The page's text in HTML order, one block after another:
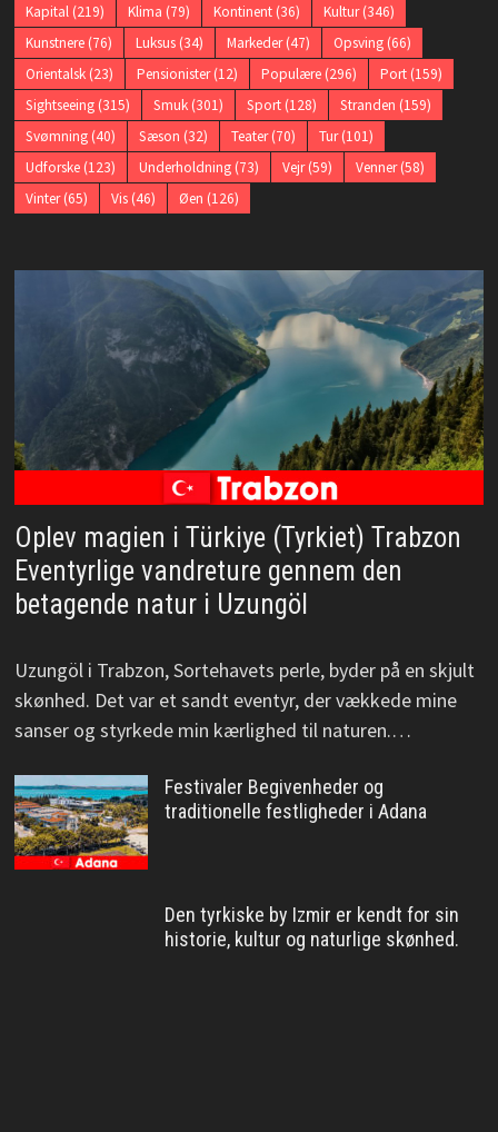
Kapital(219) Klima (79) Kontinent(36) Kultur(346)
Kunstnere(76) Luksus(34) Markeder(47) Opsving(66)
Orientalsk(23) Pensionister(12) Populære(296) Port(159)
Sightseeing(315) Smuk(301) Sport(128) Stranden (159)
Svømning(40) Sæson (32) Teater(70) Tur(101)
Udforske(123) Underholdning(73) Vejr(59) Venner(58)
Vinter(65) Vis(46) Øen (126)
Oplev magien i Türkiye (Tyrkiet) Trabzon
Eventyrlige vandreture gennem den
betagende natur i Uzungöl
Uzungöl i Trabzon, Sortehavets perle, byder på en skjult
skønhed. Det var et sandt eventyr, der vækkede mine
sanser og styrkede min kærlighed til naturen.…
Festivaler Begivenheder og
traditionelle festligheder i Adana
Den tyrkiske by Izmir er kendt for sin
historie, kultur og naturlige skønhed.